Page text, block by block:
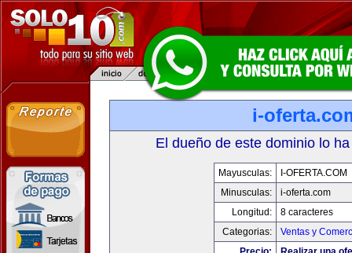
i-
El dueño de este dominio lo
Mayusculas:
I-OFERTA.COM
Minusculas:
i-oferta.com
Longitud:
8 caracteres
Categorias:
Ventas y